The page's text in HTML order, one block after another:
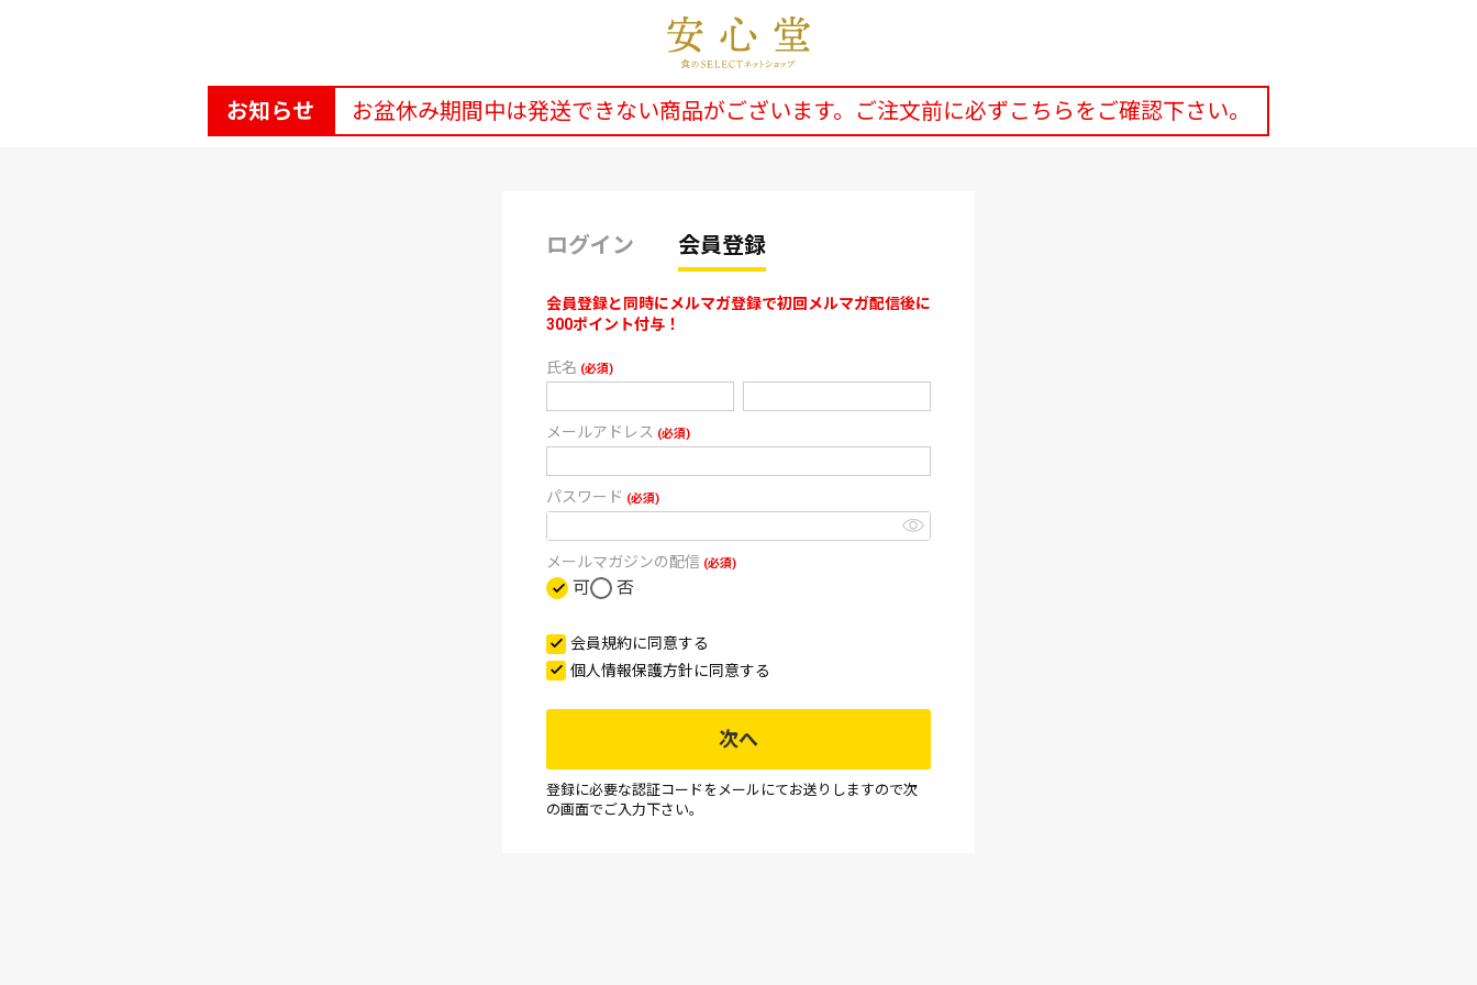
お知らせ お盆休み期間中は発送できない商品がございます。ご注文前に必ずこちらをご確認下さい。
ログイン 会員登録
会員登録と同時にメルマガ登録で初回メルマガ配信後に
300ポイント付与！
氏名 (必須)
メールアドレス (必須)
パスワード (必須)
メールマガジンの配信 (必須)
可 否
会員規約に同意する
個人情報保護方針に同意する
次へ
登録に必要な認証コードをメールにてお送りしますので次
の画面でご入力下さい。